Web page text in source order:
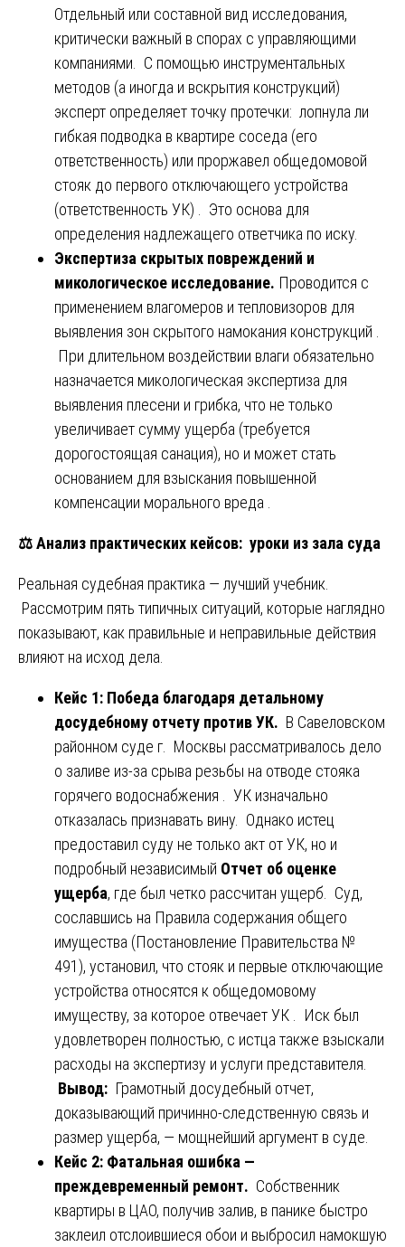
Отдельный или составной вид исследования,
критически важный в спорах с управляющими
компаниями. С помощью инструментальных
методов (а иногда и вскрытия конструкций)
эксперт определяет точку протечки: лопнула ли
гибкая подводка в квартире соседа (его
ответственность) или проржавел общедомовой
стояк до первого отключающего устройства
(ответственность УК) . Это основа для
определения надлежащего ответчика по иску.
Экспертиза скрытых повреждений и
микологическое исследование. Проводится с
применением влагомеров и тепловизоров для
выявления зон скрытого намокания конструкций .
При длительном воздействии влаги обязательно
назначается микологическая экспертиза для
выявления плесени и грибка, что не только
увеличивает сумму ущерба (требуется
дорогостоящая санация), но и может стать
основанием для взыскания повышенной
компенсации морального вреда .
⚖️Анализ практических кейсов: уроки из зала суда
Реальная судебная практика — лучший учебник.
Рассмотрим пять типичных ситуаций, которые наглядно
показывают, как правильные и неправильные действия
влияют на исход дела.
Кейс 1: Победа благодаря детальному
досудебному отчету против УК. В Савеловском
районном суде г. Москвы рассматривалось дело
о заливе из-за срыва резьбы на отводе стояка
горячего водоснабжения . УК изначально
отказалась признавать вину. Однако истец
предоставил суду не только акт от УК, но и
подробный независимый Отчет об оценке
ущерба, где был четко рассчитан ущерб. Суд,
сославшись на Правила содержания общего
имущества (Постановление Правительства №
491), установил, что стояк и первые отключающие
устройства относятся к общедомовому
имуществу, за которое отвечает УК . Иск был
удовлетворен полностью, с истца также взыскали
расходы на экспертизу и услуги представителя.
Вывод: Грамотный досудебный отчет,
доказывающий причинно-следственную связь и
размер ущерба, — мощнейший аргумент в суде.
Кейс 2: Фатальная ошибка —
преждевременный ремонт. Собственник
квартиры в ЦАО, получив залив, в панике быстро
заклеил отслоившиеся обои и выбросил намокшую